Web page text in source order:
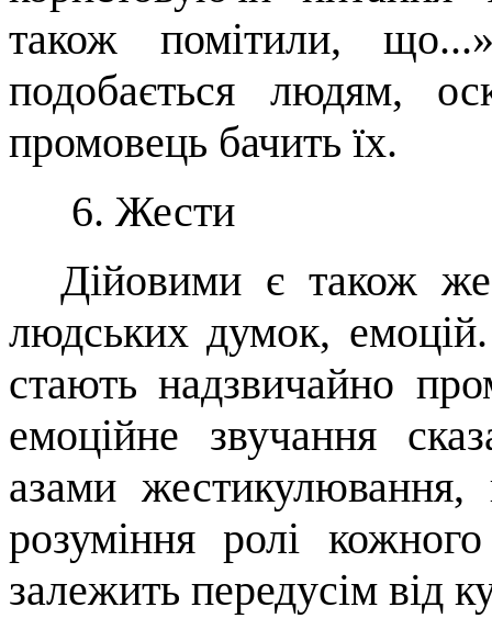
також помі­тили,
подобається людям,
промовець бачить їх.
6.Жести
Дійовими є також
людських думок,
стають надзвичайно
емоційне звучання
азами жестикулювання,
розуміння ролі
залежить передусім від